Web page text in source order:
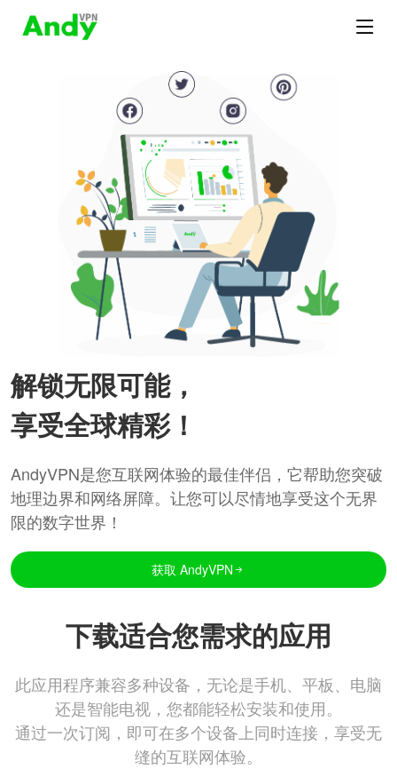
解锁无限可能，
享受全球精彩！
AndyVPN是您互联网体验的最佳伴侣，它帮助您突破
地理边界和网络屏障。让您可以尽情地享受这个无界
限的数字世界！
获取 AndyVPN
下载适合您需求的应用
此应用程序兼容多种设备，无论是手机、平板、电脑
还是智能电视，您都能轻松安装和使用。
通过一次订阅，即可在多个设备上同时连接，享受无
缝的互联网体验。